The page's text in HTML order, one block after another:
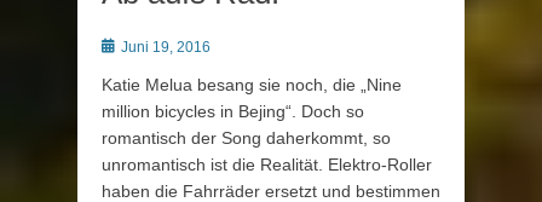
Posted
Juni 19, 2016
Katie Melua besang sie noch, die „Nine
million bicycles in Bejing“. Doch so
romantisch der Song daherkommt, so
unromantisch ist die Realität. Elektro-Roller
haben die Fahrräder ersetzt und bestimmen